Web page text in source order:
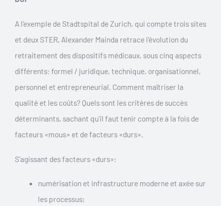
A l’exemple de Stadtspital de Zurich, qui compte trois sites
et deux STER, Alexander Mainda retrace l’évolution du
retraitement des dispositifs médicaux, sous cinq aspects
différents: formel / juridique, technique, organisationnel,
personnel et entrepreneurial. Comment maîtriser la
qualité et les coûts? Quels sont les critères de succès
déterminants, sachant qu’il faut tenir compte à la fois de
facteurs «mous» et de facteurs «durs».
S’agissant des facteurs «durs»:
numérisation et infrastructure moderne et axée sur
les processus;